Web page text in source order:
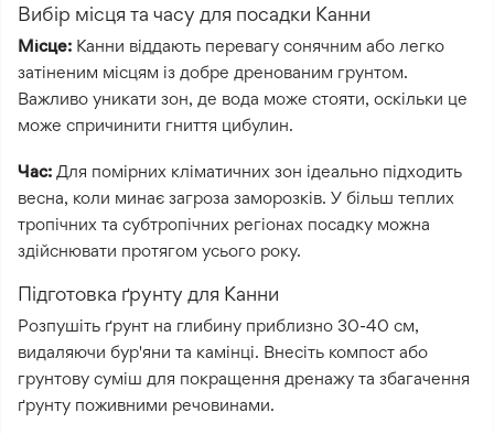
Вибір місця та часу для посадки Канни
Місце: Канни віддають перевагу сонячним або легко
затіненим місцям із добре дренованим грунтом.
Важливо уникати зон, де вода може стояти, оскільки це
може спричинити гниття цибулин.
Час: Для помірних кліматичних зон ідеально підходить
весна, коли минає загроза заморозків. У більш теплих
тропічних та субтропічних регіонах посадку можна
здійснювати протягом усього року.
Підготовка ґрунту для Канни
Розпушіть ґрунт на глибину приблизно 30-40 см,
видаляючи бур'яни та камінці. Внесіть компост або
грунтову суміш для покращення дренажу та збагачення
ґрунту поживними речовинами.